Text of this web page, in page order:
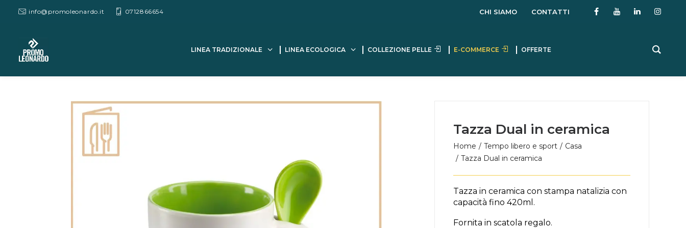
info@promoleonardo.it 0712866654 CHI SIAMO CONTATTI
LINEA TRADIZIONALE LINEA ECOLOGICA COLLEZIONE PELLE E-COMMERCE OFFERTE
Tazza Dual in ceramica
Home Tempo libero e sport
Casa
Tazza Dual in ceramica
Tazza in ceramica con stampa natalizia con
capacità fino 420ml.
Fornita in scatola regalo.